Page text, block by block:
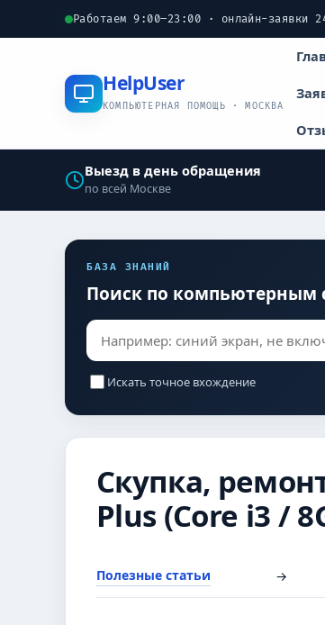
Работаем 9:00–23:00 · онлайн-заявки
HelpUser
КОМПЬЮТЕРНАЯ ПОМОЩЬ · МОСКВА
Выезд в день обращения
по всей Москве
БАЗА ЗНАНИЙ
Поиск по компьютерным
Искать точное вхождение
Скупка,
Plus (Core i3 /
Полезные статьи →